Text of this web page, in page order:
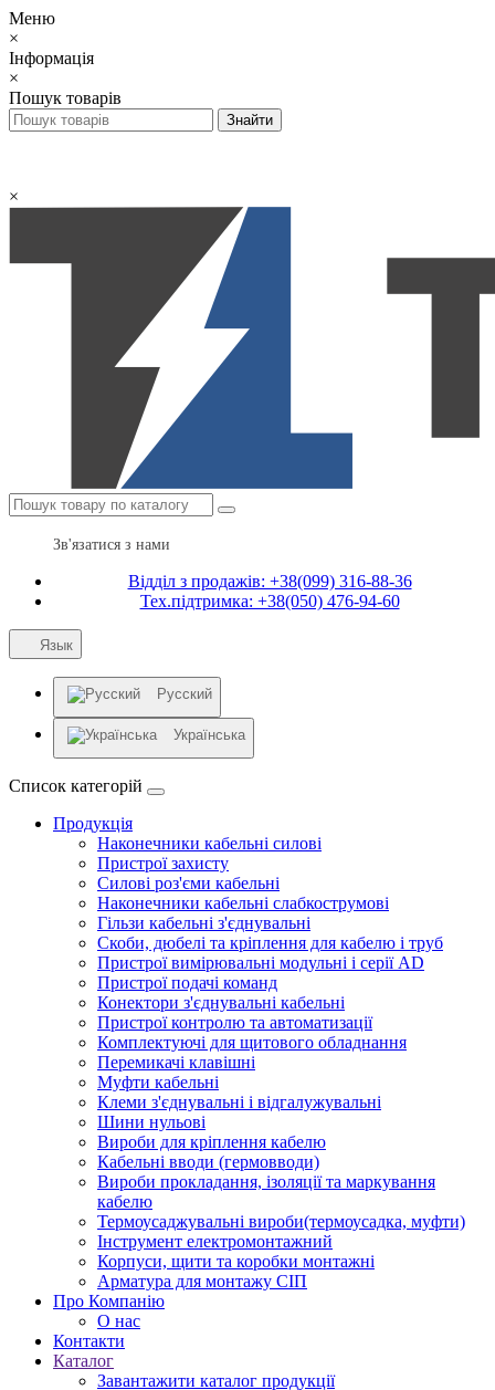
Меню
×
Інформація
×
Пошук товарів
×
Зв'язатися з нами
Відділ з продажів: +38(099) 316-88-36
Тех.підтримка: +38(050) 476-94-60
Язык
Русский
Українська
Список категорій
Продукція
Наконечники кабельні силові
Пристрої захисту
Силові роз'єми кабельні
Наконечники кабельні слабкострумові
Гільзи кабельні з'єднувальні
Скоби, дюбелі та кріплення для кабелю і труб
Пристрої вимірювальні модульні і серії AD
Пристрої подачі команд
Конектори з'єднувальні кабельні
Пристрої контролю та автоматизації
Комплектуючі для щитового обладнання
Перемикачі клавішні
Муфти кабельні
Клеми з'єднувальні і відгалужувальні
Шини нульові
Вироби для кріплення кабелю
Кабельні вводи (гермовводи)
Вироби прокладання, iзоляції та маркування
кабелю
Термоусаджувальні вироби(термоусадка, муфти)
Інструмент електромонтажний
Корпуси, щити та коробки монтажні
Арматура для монтажу СІП
Про Компанію
О нас
Контакти
Каталог
Завантажити каталог продукції